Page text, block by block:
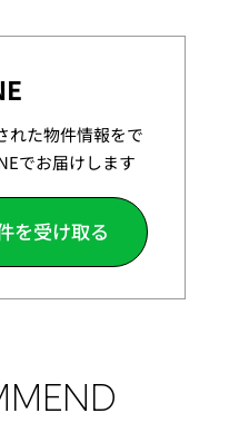
れた物件情報をで
でお届けします
を受け取る